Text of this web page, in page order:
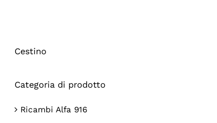
Cestino
Categoria di prodotto
Ricambi Alfa 916